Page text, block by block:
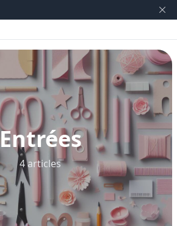
Entrées
4 articles